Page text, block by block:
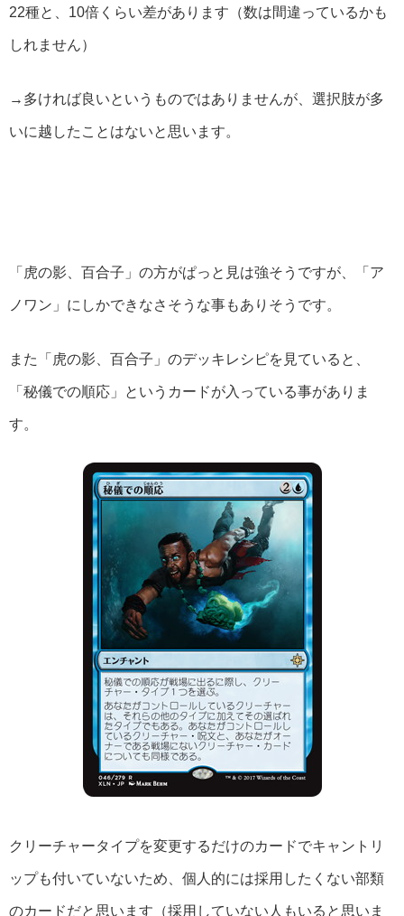
22種と、10倍くらい差があります（数は間違っているかも
しれません）
→多ければ良いというものではありませんが、選択肢が多
いに越したことはないと思います。
「虎の影、百合子」の方がぱっと見は強そうですが、「ア
ノワン」にしかできなさそうな事もありそうです。
また「虎の影、百合子」のデッキレシピを見ていると、
「秘儀での順応」というカードが入っている事がありま
す。
クリーチャータイプを変更するだけのカードでキャントリ
ップも付いていないため、個人的には採用したくない部類
のカードだと思います（採用していない人もいると思いま